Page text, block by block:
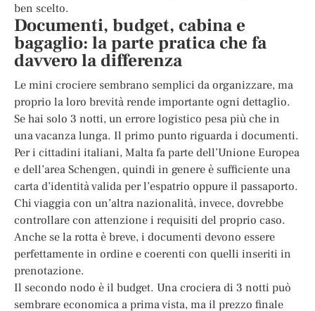
ben scelto.
Documenti, budget, cabina e
bagaglio: la parte pratica che fa
davvero la differenza
Le mini crociere sembrano semplici da organizzare, ma
proprio la loro brevità rende importante ogni dettaglio.
Se hai solo 3 notti, un errore logistico pesa più che in
una vacanza lunga. Il primo punto riguarda i documenti.
Per i cittadini italiani, Malta fa parte dell’Unione Europea
e dell’area Schengen, quindi in genere è sufficiente una
carta d’identità valida per l’espatrio oppure il passaporto.
Chi viaggia con un’altra nazionalità, invece, dovrebbe
controllare con attenzione i requisiti del proprio caso.
Anche se la rotta è breve, i documenti devono essere
perfettamente in ordine e coerenti con quelli inseriti in
prenotazione.
Il secondo nodo è il budget. Una crociera di 3 notti può
sembrare economica a prima vista, ma il prezzo finale